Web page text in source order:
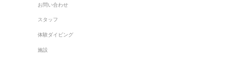
お問い合わせ
スタッフ
体験ダイビング
施設